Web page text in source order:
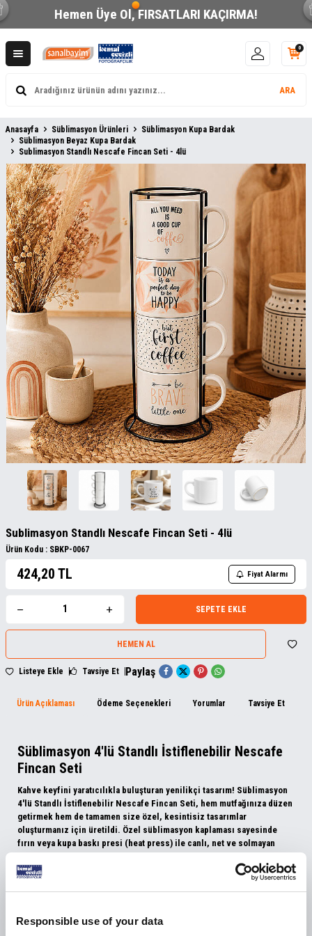
Responsible use of your data
Hemen Üye Ol,FIRSATLARI KAÇIRMA!
ARA
0
Anasayfa Süblimasyon Ürünleri
Süblimasyon Kupa Bardak
Süblimasyon Beyaz Kupa Bardak
Sublimasyon Standlı Nescafe Fincan Seti - 4lü
Sublimasyon Standlı Nescafe Fincan Seti - 4lü
Ürün Kodu : SBKP-0067
424,20 TL Fiyat Alarmı
SEPETE EKLE
HEMEN AL
Listeye Ekle Tavsiye Et Paylaş
Ürün Açıklaması Ödeme Seçenekleri Yorumlar Tavsiye Et
Süblimasyon 4'lü Standlı İstiflenebilir Nescafe
Fincan Seti
Kahve keyfini yaratıcılıkla buluşturan yenilikçi tasarım! Süblimasyon
4'lü Standlı İstiflenebilir Nescafe Fincan Seti, hem mutfağınıza düzen
getirmek hem de tamamen size özel, kesintisiz tasarımlar
oluşturmanız için üretildi. Özel süblimasyon kaplaması sayesinde
fırın veya kupa baskı presi (heat press) ile canlı, net ve solmayan
baskılar elde edebilirsiniz.
Bütünsel Tasarımlar İçin Benzersiz "Stackable" Yapı
geçebilen)tasarımıdır. Alt kısımları daha dar olan kupalar üst üste